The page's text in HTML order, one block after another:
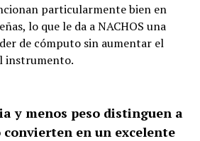
particularmente bien en
lo que le da a NACHOS una
de cómputo sin aumentar el
instrumento.
y menos peso distinguen a
convierten en un excelente